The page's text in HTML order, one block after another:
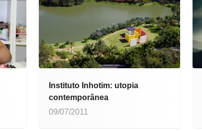
Instituto Inhotim: utopia
contemporânea
09/07/2011